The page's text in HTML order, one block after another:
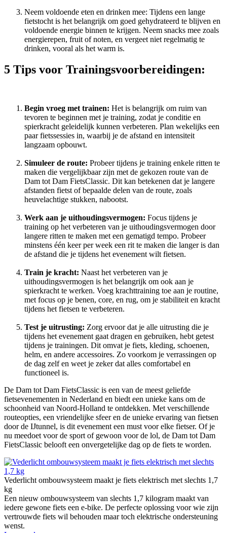
Neem voldoende eten en drinken mee: Tijdens een lange
fietstocht is het belangrijk om goed gehydrateerd te blijven en
voldoende energie binnen te krijgen. Neem snacks mee zoals
energierepen, fruit of noten, en vergeet niet regelmatig te
drinken, vooral als het warm is.
5 Tips voor Trainingsvoorbereidingen:
Begin vroeg met trainen: Het is belangrijk om ruim van
tevoren te beginnen met je training, zodat je conditie en
spierkracht geleidelijk kunnen verbeteren. Plan wekelijks een
paar fietssessies in, waarbij je de afstand en intensiteit
langzaam opbouwt.
Simuleer de route: Probeer tijdens je training enkele ritten te
maken die vergelijkbaar zijn met de gekozen route van de
Dam tot Dam FietsClassic. Dit kan betekenen dat je langere
afstanden fietst of bepaalde delen van de route, zoals
heuvelachtige stukken, nabootst.
Werk aan je uithoudingsvermogen: Focus tijdens je
training op het verbeteren van je uithoudingsvermogen door
langere ritten te maken met een gematigd tempo. Probeer
minstens één keer per week een rit te maken die langer is dan
de afstand die je tijdens het evenement wilt fietsen.
Train je kracht: Naast het verbeteren van je
uithoudingsvermogen is het belangrijk om ook aan je
spierkracht te werken. Voeg krachttraining toe aan je routine,
met focus op je benen, core, en rug, om je stabiliteit en kracht
tijdens het fietsen te verbeteren.
Test je uitrusting: Zorg ervoor dat je alle uitrusting die je
tijdens het evenement gaat dragen en gebruiken, hebt getest
tijdens je trainingen. Dit omvat je fiets, kleding, schoenen,
helm, en andere accessoires. Zo voorkom je verrassingen op
de dag zelf en weet je zeker dat alles comfortabel en
functioneel is.
De Dam tot Dam FietsClassic is een van de meest geliefde
fietsevenementen in Nederland en biedt een unieke kans om de
schoonheid van Noord-Holland te ontdekken. Met verschillende
routeopties, een vriendelijke sfeer en de unieke ervaring van fietsen
door de IJtunnel, is dit evenement een must voor elke fietser. Of je
nu meedoet voor de sport of gewoon voor de lol, de Dam tot Dam
FietsClassic belooft een onvergetelijke dag op de fiets te worden.
Vederlicht ombouwsysteem maakt je fiets elektrisch met slechts 1,7
kg
Een nieuw ombouwsysteem van slechts 1,7 kilogram maakt van
iedere gewone fiets een e-bike. De perfecte oplossing voor wie zijn
vertrouwde fiets wil behouden maar toch elektrische ondersteuning
wenst.